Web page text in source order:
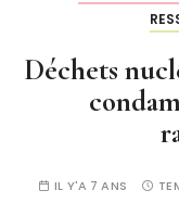
Déchets
IL Y'A 7 ANS